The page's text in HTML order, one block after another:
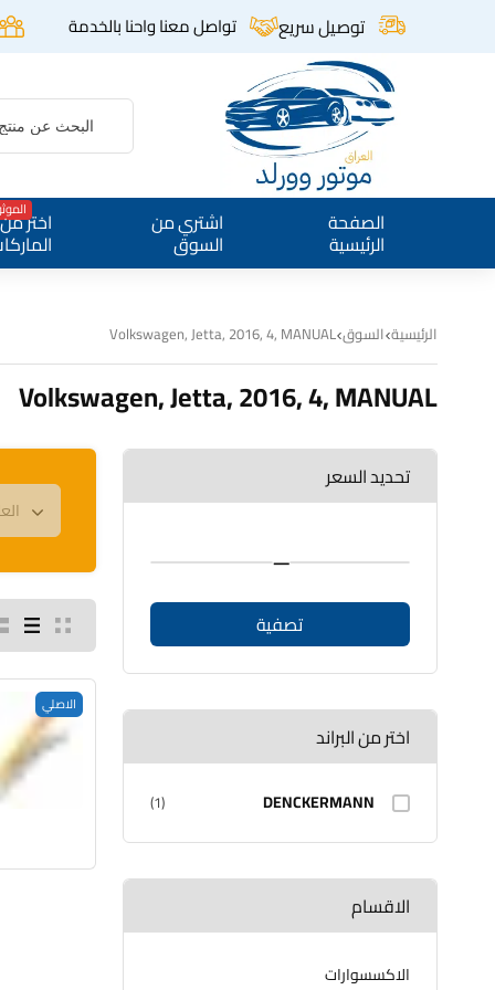
توصيل سريع تواصل معنا واحنا بالخدمة
الصفحة
الرئيسية
اشتري من
السوق
اختر من
الرئيسية السوق Volkswagen, Jetta, 2016, 4, MANUAL
Volkswagen, Jetta, 2016, 4, MANUAL
تحديد السعر
تصفية
—
اختر من البراند
DENCKERMANN
(1)
الاقسام
الاكسسوارات
الاصلي